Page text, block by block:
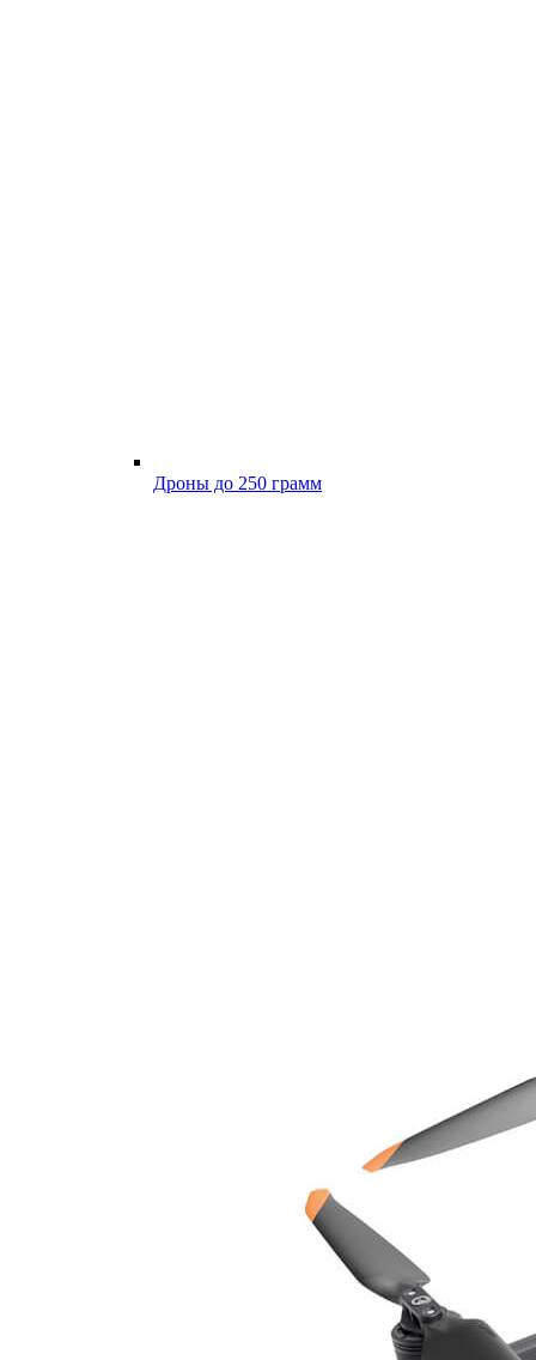
Дроны до 250 грамм